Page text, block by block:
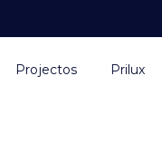
Projectos Prilux